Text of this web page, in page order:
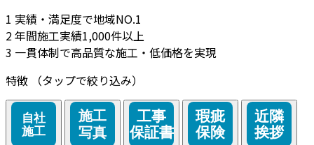
1 実績・満足度で地域NO.1
2年間施工実績1,000件以上
3 一貫体制で高品質な施工・低価格を実現
特徴
（タップで絞り込み）